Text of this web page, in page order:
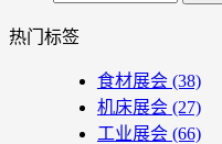
热门标签
食材展会 (38)
机床展会 (27)
工业展会 (66)